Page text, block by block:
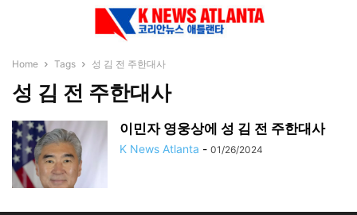
Home Tags 성 김 전 주한대사
성 김 전 주한대사
이민자 영웅상에 성 김 전 주한대사
K News Atlanta - 01/26/2024